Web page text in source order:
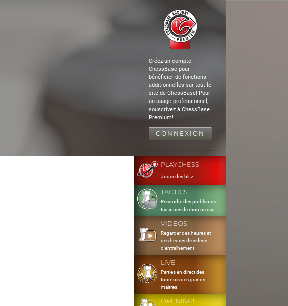
Créez un compte
ChessBase pour
bénéficier de fonctions
additionnelles sur tout le
site de ChessBase! Pour
un usage professionnel,
souscrivez à ChessBase
Premium!
CONNEXION
PLAYCHESS
Jouer des blitz
TACTICS
Resoudre des problemes
tactiques de mon niveau
VIDEOS
Regarder des heures et
des heures de videos
d'entraînement
LIVE
Parties en direct des
tournois des grands
maîtres
OPENINGS